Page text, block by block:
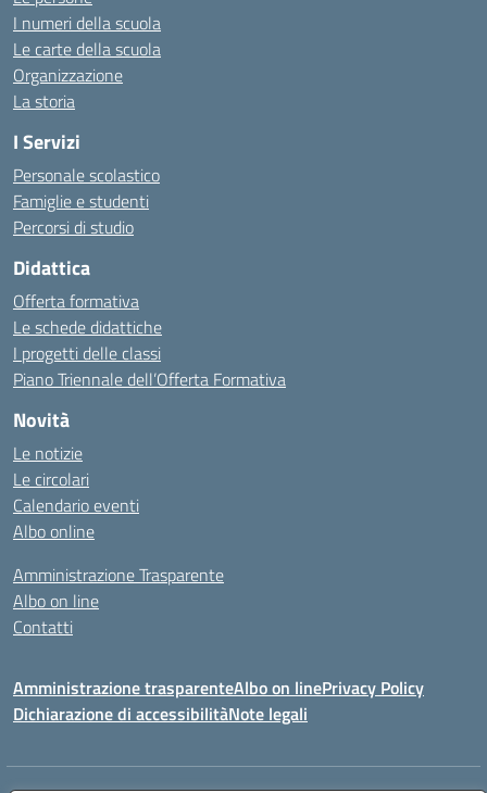
I numeri della scuola
Le carte della scuola
Organizzazione
La storia
I Servizi
Personale scolastico
Famiglie e studenti
Percorsi di studio
Didattica
Offerta formativa
Le schede didattiche
I progetti delle classi
Piano Triennale dell’Offerta Formativa
Novità
Le notizie
Le circolari
Calendario eventi
Albo online
Amministrazione Trasparente
Albo on line
Contatti
Amministrazione trasparenteAlbo on linePrivacy Policy
Dichiarazione di accessibilitàNote legali